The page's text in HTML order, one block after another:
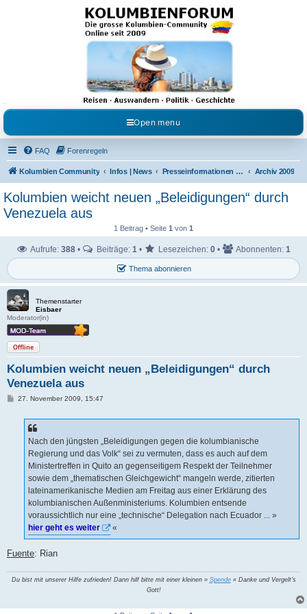
Kolumbienforum - Das
grosse Forum der
Freunde Kolumbiens
Reisen, Auswandern, Kultur, Politik, Geschichte und Visum in Kolumbien und Venezuela.
Austausch, Erfahrungen und Gemeinschaft im Kolumbienforum
Open menu
FAQ Forenregeln
Kolumbien Community Infos | News Presseinformationen & Neuigkeiten Archiv 2009
Kolumbien weicht neuen „Beleidigungen“ durch
Venezuela aus
1 Beitrag • Seite 1 von 1
Thema abonnieren
Aufrufe: 388 • Beiträge: 1 • Lesezeichen: 0 • Abonnenten: 1
Themenstarter
Eisbaer
Moderator(in)
Offline
Kolumbien weicht neuen „Beleidigungen“ durch
Venezuela aus
B27. November 2009, 15:47
Nach den jüngsten „Beleidigungen gegen die kolumbianische
Regierung und das Volk“ sei zu vermuten, dass es auch auf dem
Ministertreffen in Quito an gegenseitigem Respekt der Teilnehmer
sowie dem „thematischen Gleichgewicht“ mangeln werde, zitierten
lateinamerikanische Medien am Freitag aus einer Erklärung des
kolumbianischen Außenministeriums. Kolumbien entsende
voraussichtlich nur eine „technische“ Delegation nach Ecuador ... »
hier geht es weiter
«
Fuente: Rian
Du bist mit unserer Hilfe zufrieden! Dann hilf bitte mit einer kleinen » Spende« Danke und Vergelt's
Gott!